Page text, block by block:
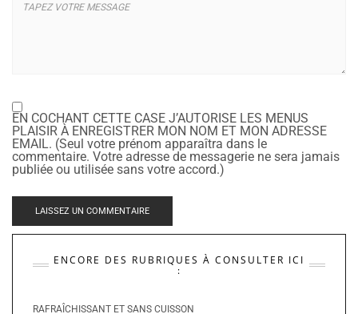
EN COCHANT CETTE CASE J’AUTORISE LES MENUS
PLAISIR À ENREGISTRER MON NOM ET MON ADRESSE
EMAIL. (Seul votre prénom apparaîtra dans le
commentaire. Votre adresse de messagerie ne sera jamais
publiée ou utilisée sans votre accord.)
ENCORE DES RUBRIQUES À CONSULTER ICI
:
RAFRAÎCHISSANT ET SANS CUISSON